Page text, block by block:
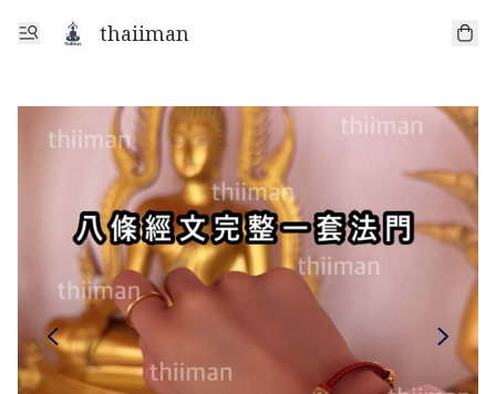
thaiiman